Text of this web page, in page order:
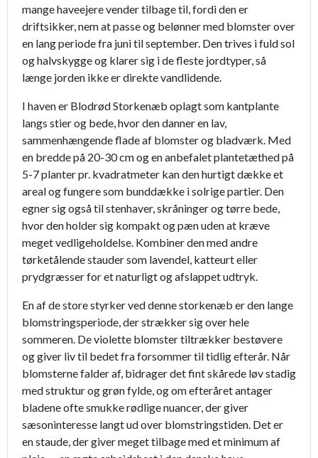
mange haveejere vender tilbage til, fordi den er
driftsikker, nem at passe og belønner med blomster over
en lang periode fra juni til september. Den trives i fuld sol
og halvskygge og klarer sig i de fleste jordtyper, så
længe jorden ikke er direkte vandlidende.
I haven er Blodrød Storkenæb oplagt som kantplante
langs stier og bede, hvor den danner en lav,
sammenhængende flade af blomster og bladværk. Med
en bredde på 20-30 cm og en anbefalet plantetæthed på
5-7 planter pr. kvadratmeter kan den hurtigt dække et
areal og fungere som bunddække i solrige partier. Den
egner sig også til stenhaver, skråninger og tørre bede,
hvor den holder sig kompakt og pæn uden at kræve
meget vedligeholdelse. Kombiner den med andre
tørketålende stauder som lavendel, katteurt eller
prydgræsser for et naturligt og afslappet udtryk.
En af de store styrker ved denne storkenæb er den lange
blomstringsperiode, der strækker sig over hele
sommeren. De violette blomster tiltrækker bestøvere
og giver liv til bedet fra forsommer til tidlig efterår. Når
blomsterne falder af, bidrager det fint skårede løv stadig
med struktur og grøn fylde, og om efteråret antager
bladene ofte smukke rødlige nuancer, der giver
sæsoninteresse langt ud over blomstringstiden. Det er
en staude, der giver meget tilbage med et minimum af